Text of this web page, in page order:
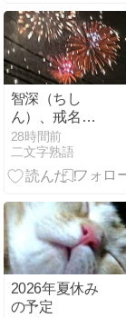
智深（ちし
ん）、戒名が
教えてくれた
母の生き方
28時間前
二文字熟語
2026年夏休み
の予定